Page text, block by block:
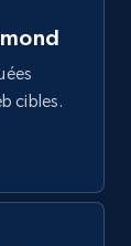
cibles.